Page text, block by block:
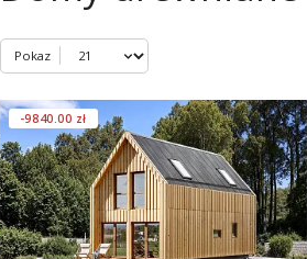
Pokaz
-9840.00 zł